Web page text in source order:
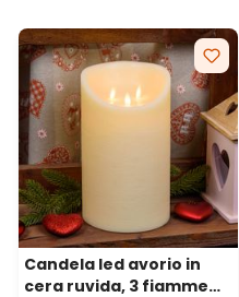
Candela led avorio in
cera ruvida, 3 fiamme